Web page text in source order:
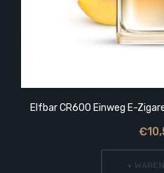
Elfbar CR600 Einweg E-
+